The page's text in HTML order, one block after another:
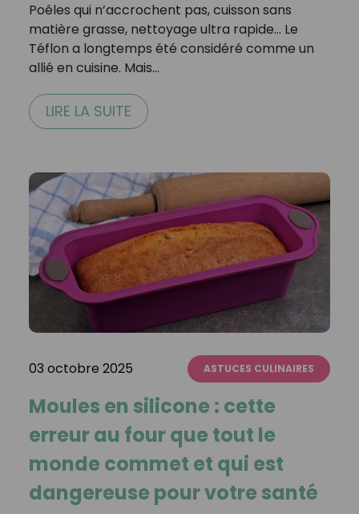
Poêles qui n’accrochent pas, cuisson sans
matière grasse, nettoyage ultra rapide… Le
Téflon a longtemps été considéré comme un
allié en cuisine. Mais…
LIRE LA SUITE
03 octobre 2025 ASTUCES CULINAIRES
Moules en silicone : cette
erreur au four que tout le
monde commet et qui est
dangereuse pour votre santé